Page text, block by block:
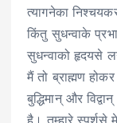
त्यागनेका
किंतु सुधन्वाके
सुधन्वाको हृदयसे
मैं तो ब्राह्मण
बुद्धिमान् और